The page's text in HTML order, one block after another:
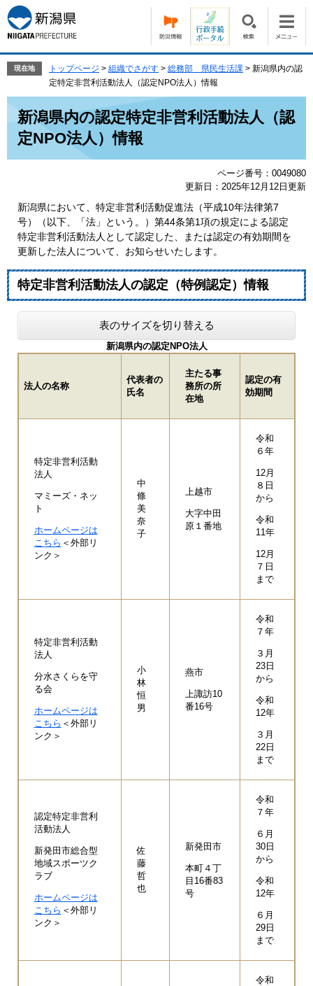
ー
ジ
の
で
す。
ニ
ュ
ー
ば
現在地 トップページ > 組織でさがす > 総務部 県民生活課 > 新潟県内の認
定特定非営利活動法人（認定NPO法人）情報
新潟県内の認定特定非営利活動法人（認
定NPO法人）情報
ページ番号：0049080
更新日：2025年12月12日更新
新潟県において、特定非営利活動促進法（平成10年法律第7
号）（以下、「法」という。）第44条第1項の規定による認定
特定非営利活動法人として認定した、または認定の有効期間を
更新した法人について、お知らせいたします。
特定非営利活動法人の認定（特例認定）情報
表のサイズを切り替える
新潟県内の認定NPO法人
法人の名称
代表者の
氏名
主たる事
務所の所
在地
認定の有
効期間
特定非営利活動
法人
マミーズ・ネッ
ト
ホームページは
こちら ＜外部リ
ンク＞
中
條
美
奈
子
上越市
大字中田
原１番地
令和
６年
12月
８日
から
令和
11年
12月
７日
まで
特定非営利活動
法人
分水さくらを守
る会
ホームページは
こちら ＜外部リ
ンク＞
小
林
恒
男
燕市
上諏訪10
番16号
令和
７年
３月
23日
から
令和
12年
３月
22日
まで
認定特定非営利
活動法人
新発田市総合型
地域スポーツク
ラブ
ホームページは
こちら ＜外部リ
ンク＞
佐
藤
哲
也
新発田市
本町４丁
目16番83
号
令和
７年
６月
30日
から
令和
12年
６月
29日
まで
令和